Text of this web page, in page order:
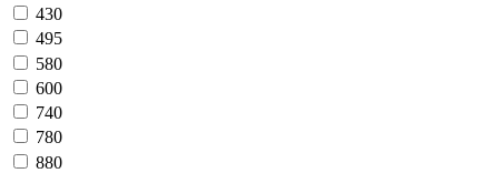
430
495
580
600
740
780
880